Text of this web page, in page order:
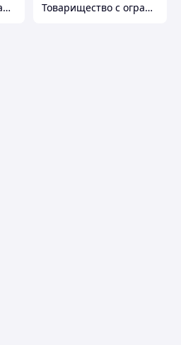
Товарищество с ограниченной ответственностью "Nabludenie.kz" Товарищество с ограниченной ответственностью "Nabludenie.kz"